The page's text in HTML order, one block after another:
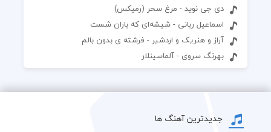
دی جی نوید - مرغ سحر (رمیکس)
اسماعیل ربانی - شیشه‌ای که باران شست
آراز و هنریک و اردشیر - فرشته ی بدون بالم
بهرنگ سروى - آلماسينلار
جدیدترین آهنگ ها